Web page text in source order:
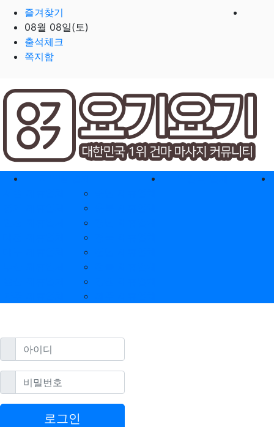
즐겨찾기
08월 08일(토)
출석체크
쪽지함
홈으로
아이디필수
비밀번호필수
로그인